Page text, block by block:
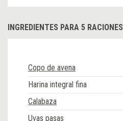
INGREDIENTES PARA 5 RACIONES
Copo de avena
Harina integral fina
Calabaza
Uvas pasas